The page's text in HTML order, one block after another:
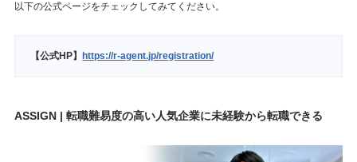
以下の公式ページをチェックしてみてください。
【公式HP】 https://r-agent.jp/registration/
ASSIGN | 転職難易度の高い人気企業に未経験から転職できる